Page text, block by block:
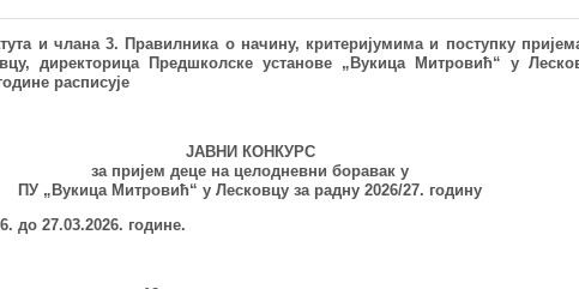
и члана 3. Правилника о начину, критеријумима и поступку
, директорица Предшколске установе „ Вукица Митровић“ у
расписује
ЈАВНИ КОНКУРС
за пријем деце на целодневни боравак у
ПУ „Вукица Митровић“ у Лесковцу за радну 2026/27. годину
до 27.03.2026. године.